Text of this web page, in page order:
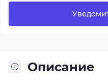
Описание